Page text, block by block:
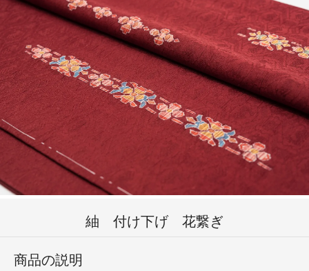
紬 付け下げ 花繋ぎ
商品の説明